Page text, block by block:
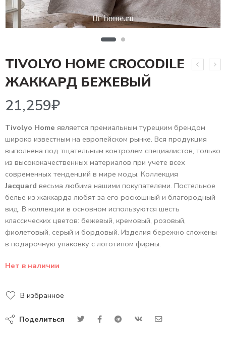
TIVOLYO HOME CROCODILE
ЖАККАРД БЕЖЕВЫЙ
21,259₽
Tivolyo Home является премиальным турецким брендом
широко известным на европейском рынке. Вся продукция
выполнена под тщательным контролем специалистов, только
из высококачественных материалов при учете всех
современных тенденций в мире моды. Коллекция
Jacquard весьма любима нашими покупателями. Постельное
белье из жаккарда любят за его роскошный и благородный
вид. В коллекции в основном используются шесть
классических цветов: бежевый, кремовый, розовый,
фиолетовый, серый и бордовый. Изделия бережно сложены
в подарочную упаковку с логотипом фирмы.
Нет в наличии
В избранное
Поделиться